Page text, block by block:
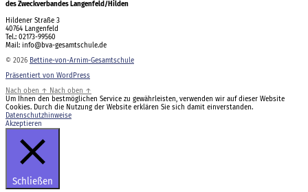
des Zweckverbandes Langenfeld/Hilden
Hildener Straße 3
40764 Langenfeld
Tel.: 02173-99560
Mail: info@bva-gesamtschule.de
© 2026 Bettine-von-Arnim-Gesamtschule
Präsentiert von WordPress
Nach oben ↑ Nach oben ↑
Um Ihnen den bestmöglichen Service zu gewährleisten, verwenden wir auf dieser Website
Cookies. Durch die Nutzung der Website erklären Sie sich damit einverstanden.
Datenschutzhinweise
Akzeptieren
Schließen